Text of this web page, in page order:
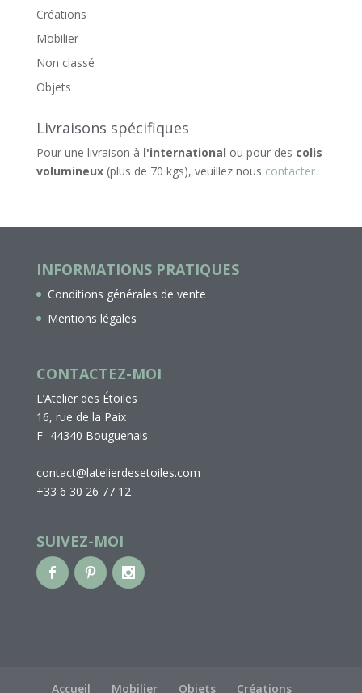
Créations
Mobilier
Non classé
Objets
Livraisons spécifiques
Pour une livraison à l'international ou pour des colis
volumineux(plus de 70 kgs), veuillez nous contacter
INFORMATIONS PRATIQUES
Conditions générales de vente
Mentions légales
CONTACTEZ-MOI
L’Atelier des Étoiles
16, rue de la Paix
F- 44340 Bouguenais
contact@latelierdesetoiles.com
+33 6 30 26 77 12
SUIVEZ-MOI
Accueil Mobilier Objets Créations